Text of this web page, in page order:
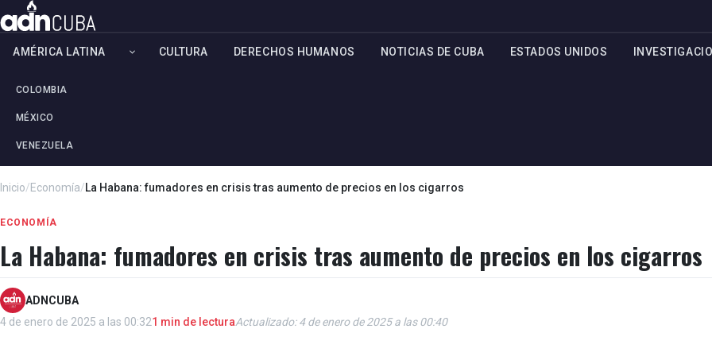
AMÉRICA LATINA
COLOMBIA
MÉXICO
VENEZUELA
CULTURA DERECHOS HUMANOS NOTICIAS DE CUBA ESTADOS UNIDOS
Inicio/Economía/La Habana: fumadores en crisis tras aumento de precios en los cigarros
ECONOMÍA
La Habana: fumadores en crisis tras aumento de precios en los cigarros
ADNCUBA
4 de enero de 2025 a las 00:321 min de lecturaActualizado: 4 de enero de 2025 a las 00:40